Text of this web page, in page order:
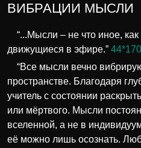
ВИБРАЦИИ МЫСЛИ
“...Мысли – не что иное,
движущиеся в эфире.” 44*170
“Все мысли вечно
пространстве. Благодаря
учитель с состоянии
или мёртвого. Мысли
вселенной, а не в
её можно лишь осознать.